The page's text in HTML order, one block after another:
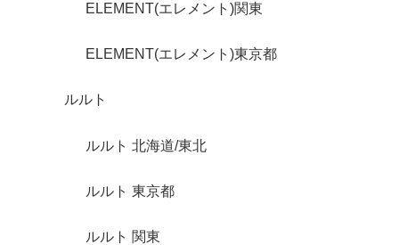
ELEMENT(エレメント)関東
ELEMENT(エレメント)東京都
ルルト
ルルト 北海道/東北
ルルト 東京都
ルルト 関東